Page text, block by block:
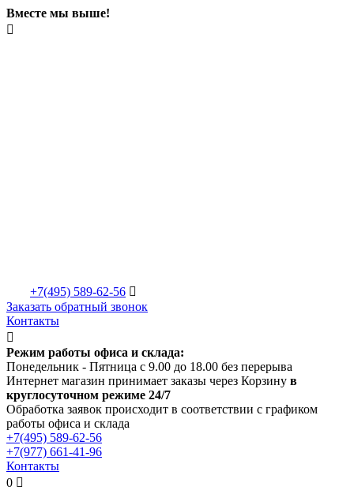
Вместе мы выше!

+7(495) 589-62-56 
Заказать обратный звонок
Контакты

Режим работы офиса и склада:
Понедельник - Пятница с 9.00 до 18.00 без перерыва
Интернет магазин принимает заказы через Корзину в
круглосуточном режиме 24/7
Обработка заявок происходит в соответствии с графиком
работы офиса и склада
+7(495) 589-62-56
+7(977) 661-41-96
Контакты
0 